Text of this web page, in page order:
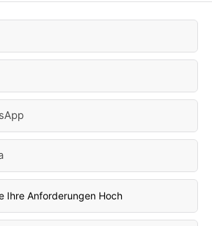
Ihre Anforderungen Hoch